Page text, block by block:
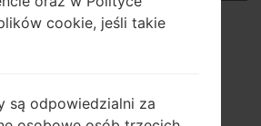
1 to 3 of 3 entries
cookie, jeśli takie
są odpowiedzialni za